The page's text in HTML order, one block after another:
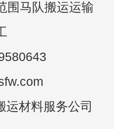
围马队搬运运输
运材料服务公司